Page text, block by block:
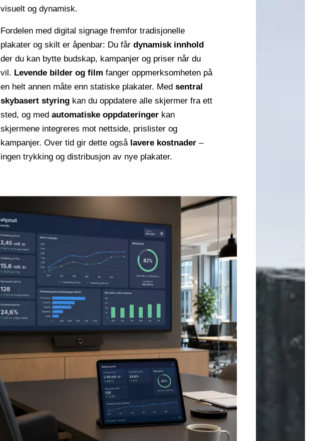
visuelt og dynamisk.
Fordelen med digital signage fremfor tradisjonelle
plakater og skilt er åpenbar: Du får dynamisk innhold
der du kan bytte budskap, kampanjer og priser når du
vil. Levende bilder og film fanger oppmerksomheten på
en helt annen måte enn statiske plakater. Med sentral
skybasert styring kan du oppdatere alle skjermer fra ett
sted, og med automatiske oppdateringer kan
skjermene integreres mot nettside, prislister og
kampanjer. Over tid gir dette også lavere kostnader –
ingen trykking og distribusjon av nye plakater.